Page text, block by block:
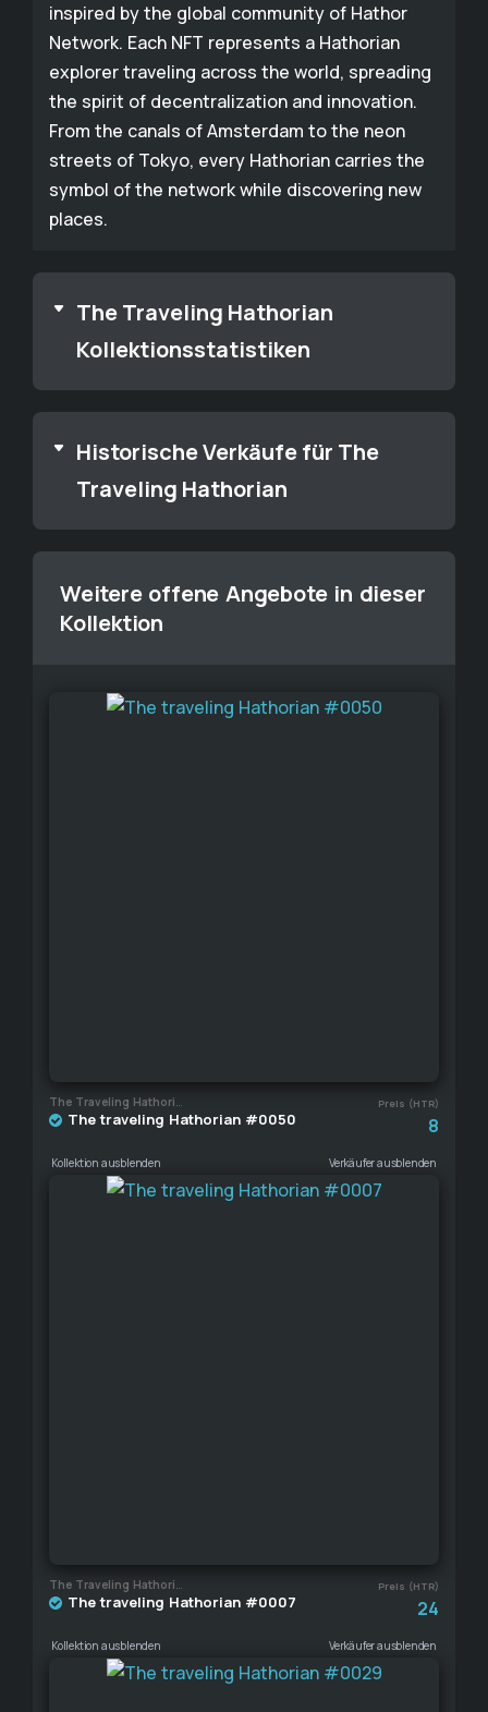
inspired by the global community of Hathor
Network. Each NFT represents a Hathorian
explorer traveling across the world, spreading
the spirit of decentralization and innovation.
From the canals of Amsterdam to the neon
streets of Tokyo, every Hathorian carries the
symbol of the network while discovering new
places.
The Traveling Hathorian
Kollektionsstatistiken
Historische Verkäufe für The
Traveling Hathorian
Weitere offene Angebote in dieser
Kollektion
The Traveling Hathorian Preis (HTR)
The traveling Hathorian #0050 8
Kollektion ausblenden Verkäufer ausblenden
The Traveling Hathorian Preis (HTR)
The traveling Hathorian #0007 24
Kollektion ausblenden Verkäufer ausblenden